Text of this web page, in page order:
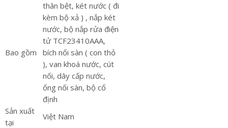
Bao gồm
thân bệt, két nước ( đi
kèm bộ xả ) , nắp két
nước, bộ nắp rửa điện
tử TCF23410AAA,
bích nối sàn ( con thỏ
), van khoá nước, cút
nối, dây cấp nước,
ống nối sàn, bộ cố
định
Sản xuất
tại
Việt Nam